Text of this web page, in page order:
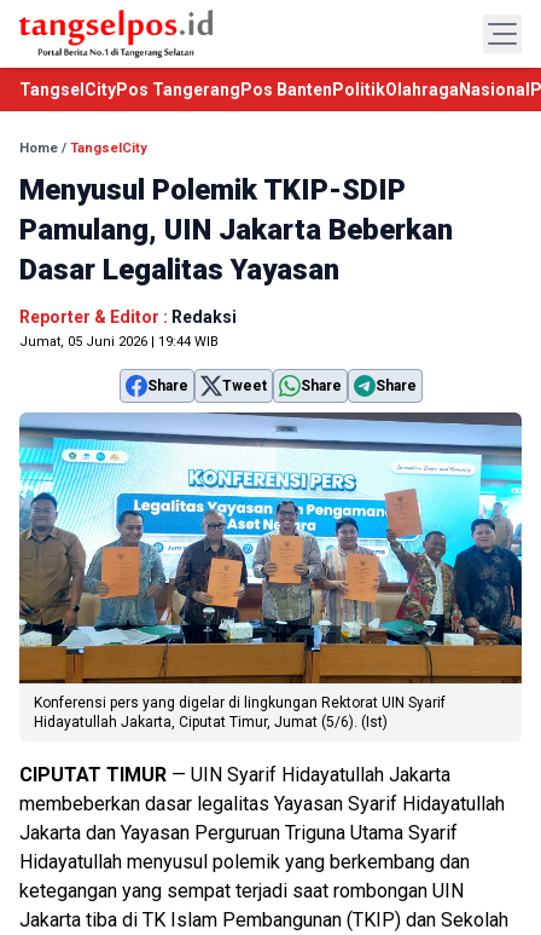
TangselCityPos Tangerang Pos Banten PolitikOlahraga Nasional
Home / TangselCity
Menyusul Polemik TKIP-SDIP
Pamulang, UIN Jakarta Beberkan
Dasar Legalitas Yayasan
Reporter & Editor : Redaksi
Jumat, 05 Juni 2026 | 19:44 WIB
Share Tweet Share Share
Konferensi pers yang digelar di lingkungan Rektorat UIN Syarif
Hidayatullah Jakarta, Ciputat Timur, Jumat (5/6). (Ist)
CIPUTAT TIMUR — UIN Syarif Hidayatullah Jakarta
membeberkan dasar legalitas Yayasan Syarif Hidayatullah
Jakarta dan Yayasan Perguruan Triguna Utama Syarif
Hidayatullah menyusul polemik yang berkembang dan
ketegangan yang sempat terjadi saat rombongan UIN
Jakarta tiba di TK Islam Pembangunan (TKIP) dan Sekolah